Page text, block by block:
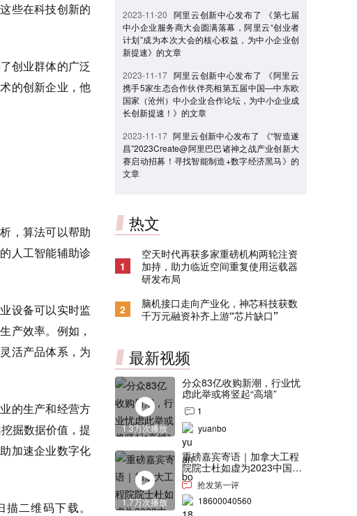
些在科技创新的
创业群体的广泛
的创新企业，他
，算法可以帮助
人工智能辅助诊
设备可以实时监
产效率。例如，
活产品体系，为
的生产和经营方
掘数据价值，提
加速企业数字化
二维码下载。
2023-11-20 阿里云创新中心发布了 《第七届
中小企业服务商大会圆满落幕，阿里云“创业者
计划”成为本次大会的核心权益，为中小企业创
新提速》的文章
2023-11-17 阿里云创新中心发布了 《阿里云
携手5家生态合作伙伴亮相第五届中国—中东欧
国家（沧州）中小企业合作论坛，为中小企业成
长创新提速！》的文章
2023-11-17 阿里云创新中心发布了 《“智造遂
昌”2023Create@阿里巴巴诸神之战产业创新大
赛启动招募！寻找智能制造+数字经济黑马》的
文章
热文
1
空天时代再获多家重磅机构两轮注资
加持，助力临近空间重复使用运载器
研发布局
2
脑机接口走向产业化，神芯科技获数
千万元融资补齐上游“芯片缺口”
最新视频
1.3万次播放
分众83亿收购新潮，行业忧
虑此举或将竖起“高墙”
1
yuanbo
1.7万次播放
重磅嘉宾寄语｜加拿大工程
院院士杜如虚为2023中国创
交会打Call！
抢发第一评
18600040560